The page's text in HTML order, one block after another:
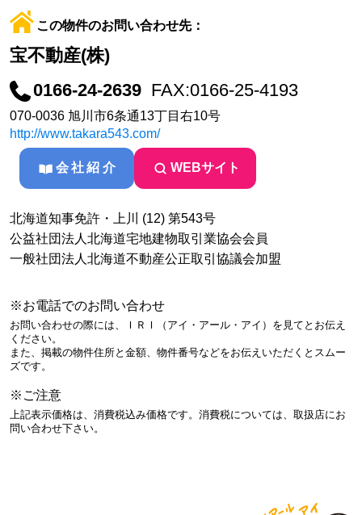
この物件のお問い合わせ先：
宝不動産(株)
0166-24-2639 FAX:0166-25-4193
070-0036 旭川市6条通13丁目右10号
http://www.takara543.com/
会社紹介 WEBサイト
北海道知事免許・上川 (12) 第543号
公益社団法人北海道宅地建物取引業協会会員
一般社団法人北海道不動産公正取引協議会加盟
※お電話でのお問い合わせ
お問い合わせの際には、ＩＲＩ（アイ・アール・アイ）を見てとお伝え
ください。
また、掲載の物件住所と金額、物件番号などをお伝えいただくとスムー
ズです。
※ご注意
上記表示価格は、消費税込み価格です。消費税については、取扱店にお
問い合わせ下さい。